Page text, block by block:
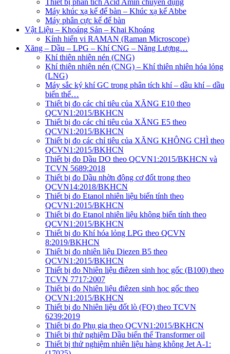
Máy khúc xạ kế để bàn – Khúc xạ kế Abbe
Máy phân cực kế để bàn
Vật Liệu – Khoáng Sản – Khai Khoáng
Kính hiển vi RAMAN (Raman Microscope)
Xăng – Dầu – LPG – Khí CNG – Năng Lượng…
Khí thiên nhiên nén (CNG)
Khí thiên nhiên nén (CNG) – Khí thiên nhiên hóa lỏng
(LNG)
Máy sắc ký khí GC trong phân tích khí – dầu khí – dầu
biến thế…
Thiết bị đo các chỉ tiêu của XĂNG E10 theo
QCVN1:2015/BKHCN
Thiết bị đo các chỉ tiêu của XĂNG E5 theo
QCVN1:2015/BKHCN
Thiết bị đo các chỉ tiêu của XĂNG KHÔNG CHÌ theo
QCVN1:2015/BKHCN
Thiết bị đo Dầu DO theo QCVN1:2015/BKHCN và
TCVN 5689:2018
Thiết bị đo Dầu nhờn động cơ đốt trong theo
QCVN14:2018/BKHCN
Thiết bị đo Etanol nhiên liệu biến tính theo
QCVN1:2015/BKHCN
Thiết bị đo Etanol nhiên liệu không biến tính theo
QCVN1:2015/BKHCN
Thiết bị đo Khí hóa lỏng LPG theo QCVN
8:2019/BKHCN
Thiết bị đo nhiên liệu Diezen B5 theo
QCVN1:2015/BKHCN
Thiết bị đo Nhiên liệu điêzen sinh học gốc (B100) theo
TCVN 7717:2007
Thiết bị đo Nhiên liệu điêzen sinh học gốc theo
QCVN1:2015/BKHCN
Thiết bị đo Nhiên liệu đốt lò (FO) theo TCVN
6239:2019
Thiết bị đo Phụ gia theo QCVN1:2015/BKHCN
Thiết bị thử nghiệm Dầu biến thế Transformer oil
Thiết bị thử nghiệm nhiên liệu hàng không Jet A-1: